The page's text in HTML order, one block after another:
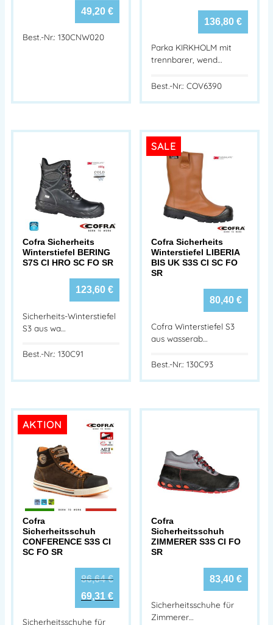
49,20 €
Best.-Nr.: 130CNW020
136,80 €
Parka KIRKHOLM mit
trennbarer, wend…
Best.-Nr.: COV6390
Cofra Sicherheits
Winterstiefel BERING
S7S CI HRO SC FO SR
123,60 €
Sicherheits-Winterstiefel
S3 aus wa…
Best.-Nr.: 130C91
SALE
Cofra Sicherheits
Winterstiefel LIBERIA
BIS UK S3S CI SC FO
SR
80,40 €
Cofra Winterstiefel S3
aus wasserab…
Best.-Nr.: 130C93
AKTION
Cofra
Sicherheitsschuh
CONFERENCE S3S CI
SC FO SR
86,64€
69,31 €
Sicherheitsschuhe für
Cofra
Sicherheitsschuh
ZIMMERER S3S CI FO
SR
83,40 €
Sicherheitsschuhe für
Zimmerer…